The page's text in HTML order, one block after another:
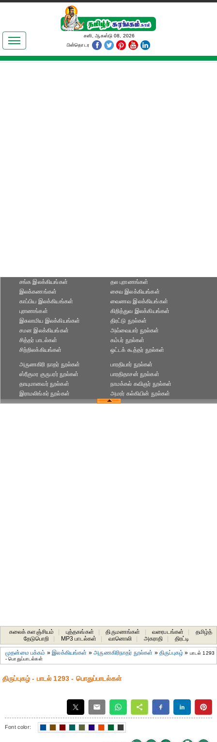
இலக்கியங்கள்
தமிழ் உலகம்
சனி, ஆகஸ்டு 08, 2026
பின்தொடர
சங்க இலக்கியங்கள்
இலக்கணங்கள்
காப்பிய இலக்கியங்கள்
புராணங்கள்
தல புராணங்கள்
சைவ இலக்கியங்கள்
வைணவ இலக்கியங்கள்
கிறித்துவ இலக்கியங்கள்
இசுலாமிய இலக்கியங்கள்
சமன இலக்கியங்கள்
சித்தர் பாடல்கள்
சிற்றிலக்கியங்கள்
திரட்டு நூல்கள்
அவ்வையார் நூல்கள்
கம்பர் நூல்கள்
ஒட்டக் கூத்தர் நூல்கள்
அருணகிரி நாதர் நூல்கள்
ஸ்ரீகுமர குருபரர் நூல்கள்
தாயுமானவர் நூல்கள்
இராமலிங்கர் நூல்கள்
பாரதியார் நூல்கள்
பாரதிதாசன் நூல்கள்
நாமக்கல் கவிஞர் நூல்கள்
அமரர் கல்கியின் நூல்கள்
கலைக் களஞ்சியம் புத்தகங்கள் திருமணங்கள் வரைபடங்கள்
தமிழ்த்
தேடுபொறி
MP3 பாடல்கள் வானொலி அகராதி திரட்டி
முதன்மை பக்கம் »இலக்கியங்கள் »அருணகிரிநாதர் நூல்கள் »திருப்புகழ் » பாடல் 1293
- பொதுப்பாடல்கள்
திருப்புகழ் - பாடல் 1293 - பொதுப்பாடல்கள்
Font color: